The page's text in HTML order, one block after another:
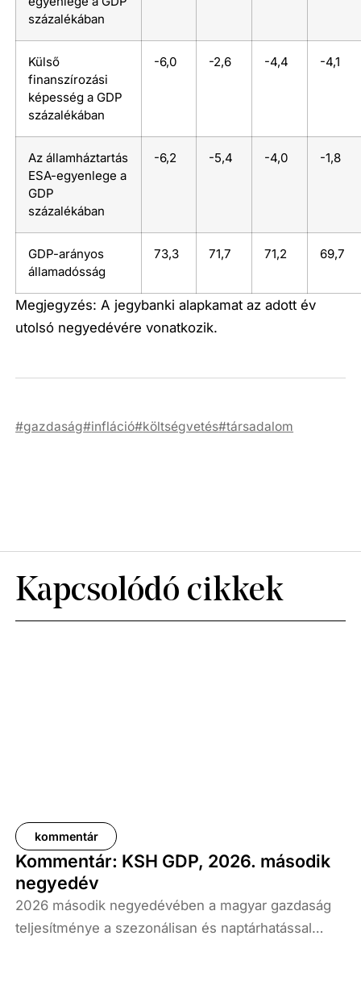
százalékában
Külső
finanszírozási
képesség a GDP
százalékában
-6,0 -2,6 -4,4 -4,1
Az államháztartás
ESA-egyenlege a
GDP
százalékában
-6,2 -5,4 -4,0 -1,8
GDP-arányos
államadósság
73,3 71,7 71,2 69,7
Megjegyzés: A jegybanki alapkamat az adott év
utolsó negyedévére vonatkozik.
gazdaság infláció költségvetés társadalom
Kapcsolódó cikkek
kommentár
Kommentár: KSH GDP, 2026. második
negyedév
2026 második negyedévében a magyar gazdaság
teljesítménye a szezonálisan és naptárhatással